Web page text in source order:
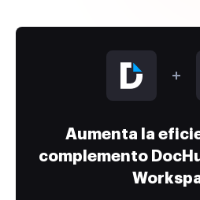
Aumenta la
complemento